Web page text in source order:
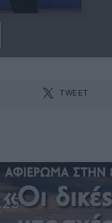
TWEET